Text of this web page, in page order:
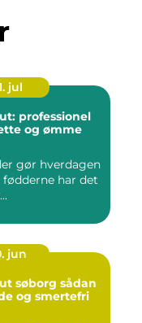
jul
professionel
og ømme
gør hverdagen
fødderne har det
jun
sådan
og smertefri